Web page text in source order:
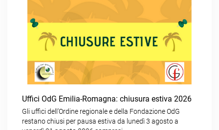
Uffici OdG Emilia-Romagna: chiusura estiva 2026
Gli uffici dell’Ordine regionale e della Fondazione OdG
restano chiusi per pausa estiva da lunedì 3 agosto a